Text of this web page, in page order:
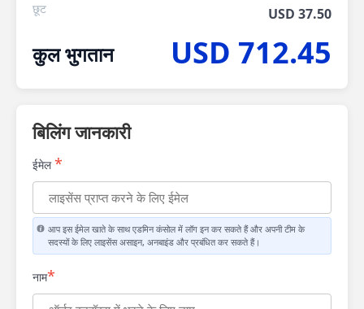
छूट
कुल भुगतान
USD 37.50
USD 712.45
बिलिंग जानकारी
ईमेल*
आप इस ईमेल खाते के साथ एडमिन कंसोल में लॉग इन कर सकते हैं और अपनी टीम के
सदस्यों के लिए लाइसेंस असाइन, अनबाइंड और प्रबंधित कर सकते हैं।
नाम*